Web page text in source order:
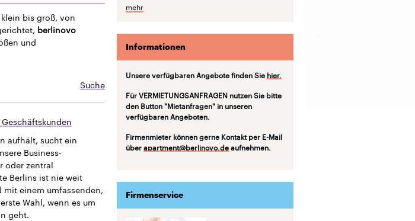
bis groß, von
berlinovo
und
Suche
aufhält, sucht ein
Business-
oder zentral
Berlins ist nie weit
einem umfassenden,
Wahl, wenn es um
geht.
mehr
Informationen
Unsere verfügbaren Angebote finden Sie hier.
Für VERMIETUNGSANFRAGEN nutzen Sie bitte
den Button "Mietanfragen" in unseren
verfügbaren Angeboten.
Firmenmieter können gerne Kontakt per E-Mail
überapartment@berlinovo.deaufnehmen.
Firmenservice